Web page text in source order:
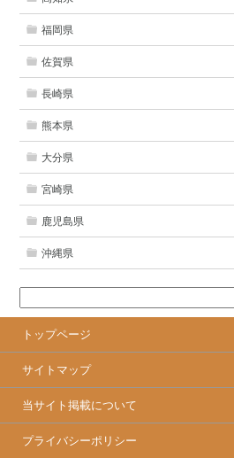
福岡県
佐賀県
長崎県
熊本県
大分県
宮崎県
鹿児島県
沖縄県
トップページ
サイトマップ
当サイト掲載について
プライバシーポリシー